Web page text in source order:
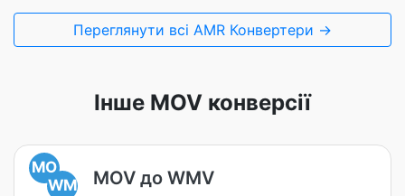
Переглянути всі AMR Конвертери →
Інше MOV конверсії
MO
WM
MOV до WMV